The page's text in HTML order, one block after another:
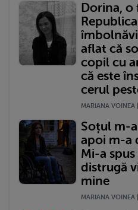
Dorina, o
aflat că
copil cu
că este
cerul
MARIANA
Soțul m-
apoi m-a
Mi-a
distrugă
mine
MARIANA